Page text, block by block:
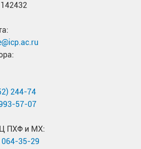
244-74
57-07
ПХФ и МХ:
064-35-29